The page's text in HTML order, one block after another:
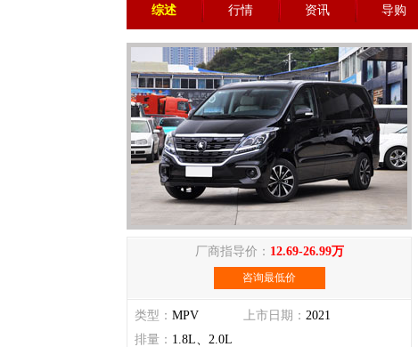
综述 行情 资讯 导购
厂商指导价： 12.69-26.99万
咨询最低价
类型： MPV 上市日期： 2021
排量： 1.8L、2.0L